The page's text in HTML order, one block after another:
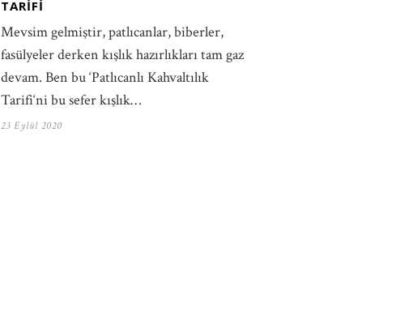
TARIFI
Mevsim gelmiştir, patlıcanlar, biberler,
fasülyeler derken kışlık hazırlıkları tam gaz
devam. Ben bu ‘Patlıcanlı Kahvaltılık
Tarifi‘ni bu sefer kışlık…
23 Eylül 2020